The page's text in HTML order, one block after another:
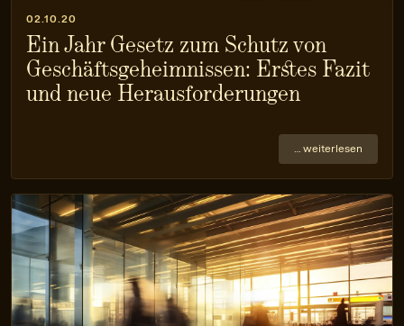
02.10.20
Ein Jahr Gesetz zum Schutz von
Geschäfts­geheimnissen: Erstes Fazit
und neue Heraus­forderungen
… weiterlesen